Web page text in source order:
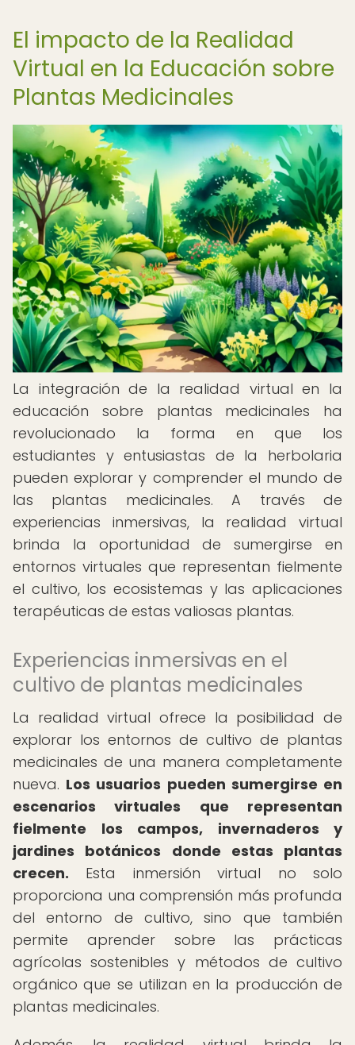
El impacto de la Realidad
Virtual en la Educación sobre
Plantas Medicinales
La integración de la realidad virtual en la
educación sobre plantas medicinales ha
revolucionado la forma en que los
estudiantes y entusiastas de la herbolaria
pueden explorar y comprender el mundo de
las plantas medicinales. A través de
experiencias inmersivas, la realidad virtual
brinda la oportunidad de sumergirse en
entornos virtuales que representan fielmente
el cultivo, los ecosistemas y las aplicaciones
terapéuticas de estas valiosas plantas.
Experiencias inmersivas en el
cultivo de plantas medicinales
La realidad virtual ofrece la posibilidad de
explorar los entornos de cultivo de plantas
medicinales de una manera completamente
nueva. Los usuarios pueden sumergirse en
escenarios virtuales que representan
fielmente los campos, invernaderos y
jardines botánicos donde estas plantas
crecen. Esta inmersión virtual no solo
proporciona una comprensión más profunda
del entorno de cultivo, sino que también
permite aprender sobre las prácticas
agrícolas sostenibles y métodos de cultivo
orgánico que se utilizan en la producción de
plantas medicinales.